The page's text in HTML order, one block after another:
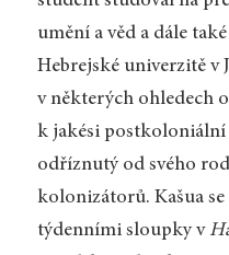
umění a věd a dále
Hebrejské univerzitě v
v některých ohledech
k jakési postkoloniální
odříznutý od svého
kolonizátorů. Kašua
týdenními sloupky v